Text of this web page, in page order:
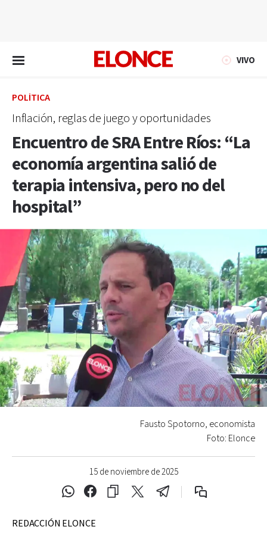
VIVO
POLÍTICA
Inflación, reglas de juego y oportunidades
Encuentro de SRA Entre Ríos: “La
economía argentina salió de
terapia intensiva, pero no del
hospital”
15 de noviembre de 2025
Fausto Spotorno, economista
Foto: Elonce
REDACCIÓN ELONCE